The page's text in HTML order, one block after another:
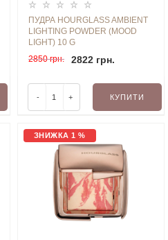
ПУДРА HOURGLASS AMBIENT
LIGHTING POWDER (MOOD
LIGHT) 10 G
2850 грн.
2822 грн.
- + КУПИТИ
ЗНИЖКА 1 %